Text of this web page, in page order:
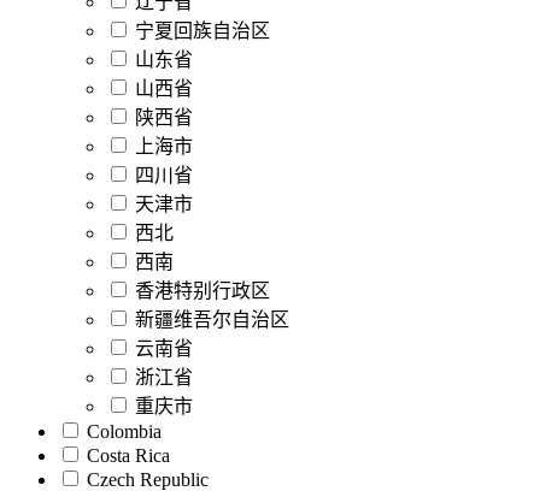
宁夏回族自治区
山东省
山西省
陕西省
上海市
四川省
天津市
西北
西南
香港特别行政区
新疆维吾尔自治区
云南省
浙江省
重庆市
Colombia
Costa Rica
Czech Republic